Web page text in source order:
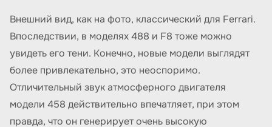
Внешний вид, как на фото, классический для Ferrari.
Впоследствии, в моделях 488 и F8 тоже можно
увидеть его тени. Конечно, новые модели выглядят
более привлекательно, это неоспоримо.
Отличительный звук атмосферного двигателя
модели 458 действительно впечатляет, при этом
правда, что он генерирует очень высокую